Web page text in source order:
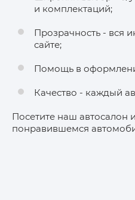
и комплектаций;
Прозрачность - вся
сайте;
Помощь в
Качество - каждый
Посетите наш автосалон
понравившемся